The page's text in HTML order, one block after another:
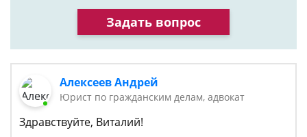
Задать вопрос
Алексеев Андрей
Юрист по гражданским делам, адвокат
Здравствуйте, Виталий!